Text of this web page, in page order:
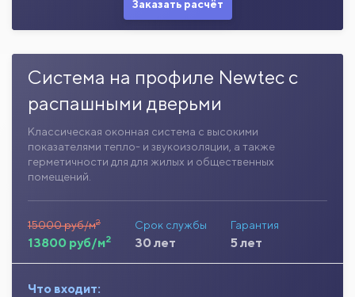
Заказать расчёт
Система на профиле Newtec с
распашными дверьми
Классическая оконная система с высокими
показателями тепло- и звукоизоляции, а также
герметичности для для жилых и общественных
помещений.
15000 руб/м2
13800 руб/м2
Срок службы
30 лет
Гарантия
5 лет
Что входит: